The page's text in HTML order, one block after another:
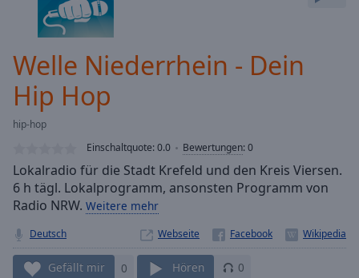
Current
0:00
Duration
-:-
Loaded
0.00%
Stream
Type
LIVE
live,
currently
behind
liveLIVE
Time-
Welle Niederrhein - Dein
Hip Hop
hip-hop
Einschaltquote:0.0 Bewertungen:0
Lokalradio für die Stadt Krefeld und den Kreis Viersen.
6 h tägl. Lokalprogramm, ansonsten Programm von
Radio NRW. Weitere mehr
Deutsch Webseite
Gefällt mir 0 Hören 0